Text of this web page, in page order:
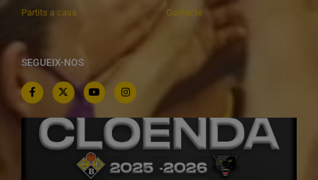
Partits a casa
Contacte
SEGUEIX-NOS